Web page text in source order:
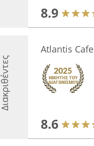
8.9
Διακριθέντες
Atlantis Cafe
8.6